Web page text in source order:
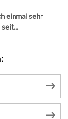
einmal sehr
seit...